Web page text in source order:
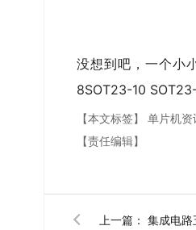
没想到吧，一个小
8SOT23-10
【本文标签】单片机资
【责任编辑】
上一篇：